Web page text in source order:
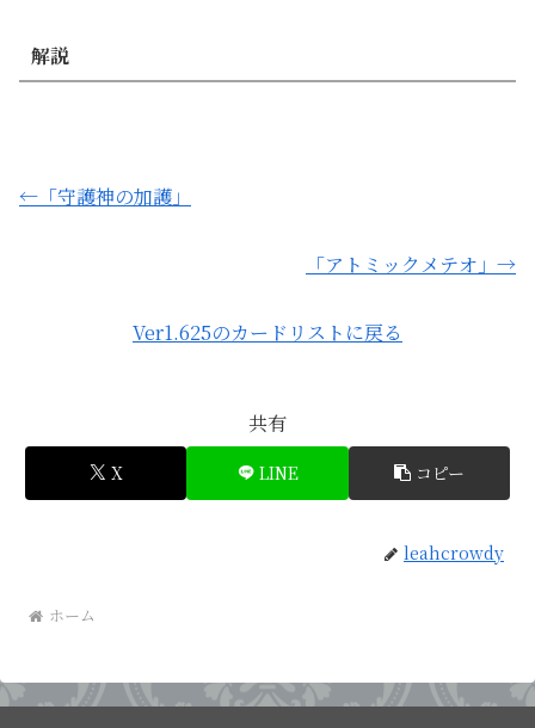
解説
←「守護神の加護」
「アトミックメテオ」→
Ver1.625のカードリストに戻る
共有
X LINE コピー
leahcrowdy
ホーム